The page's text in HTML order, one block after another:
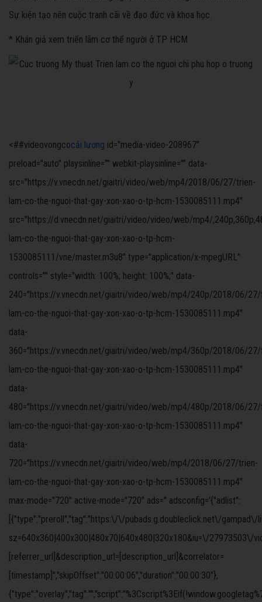
Sự kiện tạo nên cuộc tranh cãi về đạo đức và khoa học.
* Khán giả xem triển lãm cơ thể người ở TP HCM
<##videovongcocải lương id="media-video-208967"
preload="auto" playsinline="" webkit-playsinline="" data-
src="https://v.vnecdn.net/giaitri/video/web/mp4/2018/06/27/trien-
lam-co-the-nguoi-that-gay-xon-xao-o-tp-hcm-1530085111.mp4"
src="https://d.vnecdn.net/giaitri/video/video/web/mp4/
lam-co-the-nguoi-that-gay-xon-xao-o-tp-hcm-
1530085111/vne/master.m3u8" type="application/x-mpegURL"
controls="" style="width: 100%; height: 100%;" data-
240="https://v.vnecdn.net/giaitri/video/web/mp4/240p/2018/06/
lam-co-the-nguoi-that-gay-xon-xao-o-tp-hcm-1530085111.mp4"
data-
360="https://v.vnecdn.net/giaitri/video/web/mp4/360p/2018/06/
lam-co-the-nguoi-that-gay-xon-xao-o-tp-hcm-1530085111.mp4"
data-
480="https://v.vnecdn.net/giaitri/video/web/mp4/480p/2018/06/
lam-co-the-nguoi-that-gay-xon-xao-o-tp-hcm-1530085111.mp4"
data-
720="https://v.vnecdn.net/giaitri/video/web/mp4/2018/06/27/trien-
lam-co-the-nguoi-that-gay-xon-xao-o-tp-hcm-1530085111.mp4"
max-mode="720" active-mode="720" ads='' adsconfig='{"adlist":
[{"type":"preroll","tag":"https:\/\/pubads.g.doubleclick.net\/gampad\/
sz=640x360|400x300|480x70|640x480|320x180&iu=\/27973503\/
[referrer_url]&description_url=[description_url]&correlator=
[timestamp]","skipOffset":"00:00:06","duration":"00:00:30"},